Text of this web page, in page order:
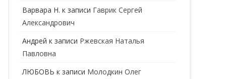
НЕФРОЛОГ
ОТОЛАРИНГОЛОГ
ОФТАЛЬМОЛОГ
Варвара Н. к записи Гаврик Сергей
Александрович
Андрей к записи Ржевская Наталья
Павловна
ЛЮБОВЬ к записи Молодкин Олег